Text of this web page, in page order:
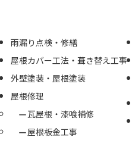
雨漏り点検・修繕
屋根カバー工法・葺き替え工事
外壁塗装・屋根塗装
屋根修理
瓦屋根・漆喰補修
屋根板金工事